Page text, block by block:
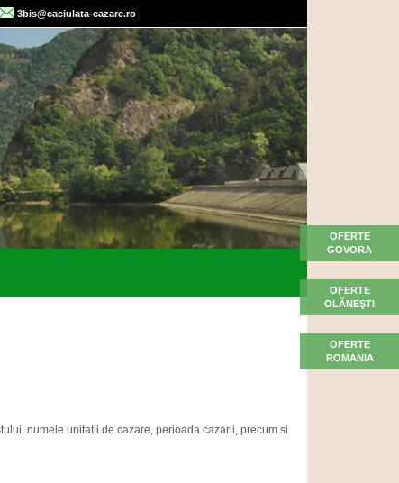
3bis@caciulata-cazare.ro
numele unitatii de cazare, perioada cazarii, precum si
OFERTE
GOVORA
OFERTE
OLĂNEŞTI
OFERTE
ROMANIA